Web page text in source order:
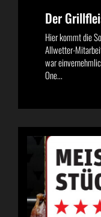
Der
Hier kommt die
Allwetter-
war
One...